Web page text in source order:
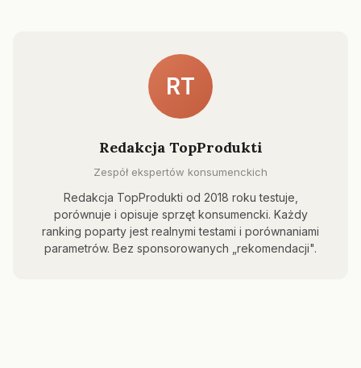
RT
Redakcja TopProdukti
Zespół ekspertów konsumenckich
Redakcja TopProdukti od 2018 roku testuje,
porównuje i opisuje sprzęt konsumencki. Każdy
ranking poparty jest realnymi testami i porównaniami
parametrów. Bez sponsorowanych „rekomendacji".